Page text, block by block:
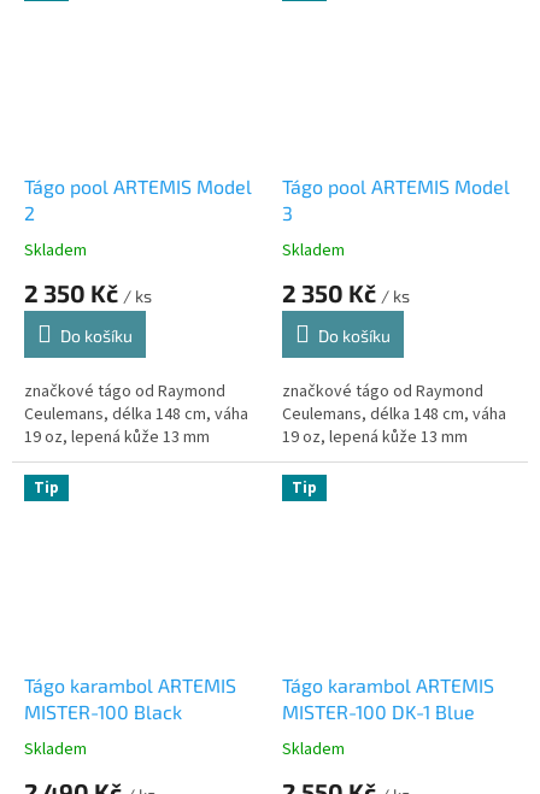
Tágo pool ARTEMIS Model
2
Skladem
2 350 Kč / ks
Do košíku
značkové tágo od Raymond
Ceulemans, délka 148 cm, váha
19 oz, lepená kůže 13 mm
Tágo pool ARTEMIS Model
3
Skladem
2 350 Kč / ks
Do košíku
značkové tágo od Raymond
Ceulemans, délka 148 cm, váha
19 oz, lepená kůže 13 mm
Tip
Tágo karambol ARTEMIS
MISTER-100 Black
Skladem
Tip
Tágo karambol ARTEMIS
MISTER-100 DK-1 Blue
Skladem